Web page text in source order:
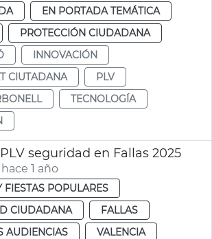
EN PORTADA TEMÁTICA
PROTECCIÓN CIUDADANA
INNOVACIÓN
CIUTADANA
PLV
TECNOLOGÍA
seguridad en Fallas 2025
1 año
FIESTAS POPULARES
CIUDADANA
FALLAS
AUDIENCIAS
VALENCIA